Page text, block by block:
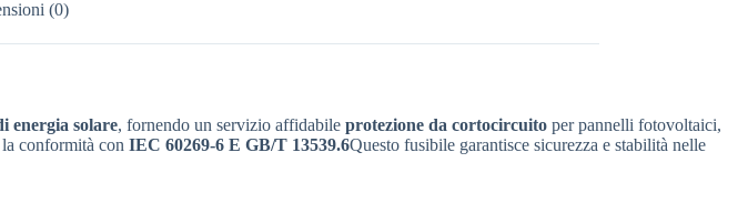
(0)
energia solare, fornendo un servizio affidabile protezione da cortocircuito per pannelli fotovoltaici,
la conformità con IEC 60269-6 E GB/T 13539.6Questo fusibile garantisce sicurezza e stabilità nelle